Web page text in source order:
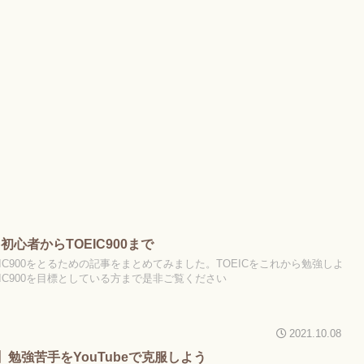
心者からTOEIC900まで
をとるための記事をまとめてみました。TOEICをこれから勉強しよ
を目標としている方まで是非ご覧ください
2021.10.08
勉強苦手をYouTubeで克服しよう